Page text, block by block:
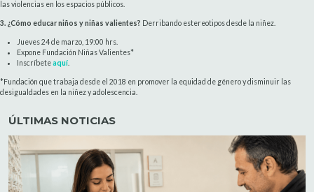
las violencias en los espacios públicos.
3. ¿Cómo educar niños y niñas valientes? Derribando estereotipos desde la niñez.
Jueves 24 de marzo, 19:00 hrs.
Expone Fundación Niñas Valientes*
Inscríbeteaquí
*Fundación que trabaja desde el 2018 en promover la equidad de género y disminuir las
desigualdades en la niñez y adolescencia.
ÚLTIMAS NOTICIAS